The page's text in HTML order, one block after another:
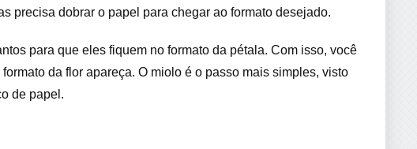
precisa dobrar o papel para chegar ao formato desejado.
para que eles fiquem no formato da pétala. Com isso, você
da flor apareça. O miolo é o passo mais simples, visto
de papel.